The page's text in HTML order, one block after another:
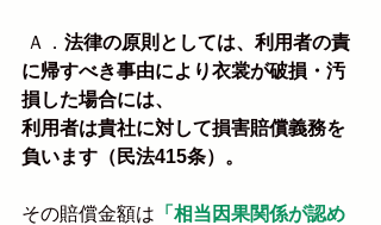
Ａ． 法律の原則としては、利用者の責
に帰すべき事由により衣裳が破損・汚
損した場合には、
利用者は貴社に対して損害賠償義務を
負います（民法415条）。
その賠償金額は 「相当因果関係が認め